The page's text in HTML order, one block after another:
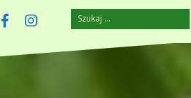
Instagram
szczuplejemy.pl
Szukaj: